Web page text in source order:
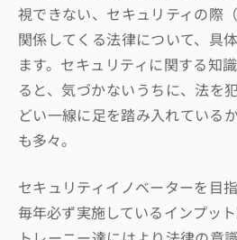
視できない、セキュリティの際
関係してくる法律について、具
ます。セキュリティに関する知
ると、気づかないうちに、法を
どい一線に足を踏み入れている
も多々。
セキュリティイノベーターを目
毎年必ず実施しているインプット